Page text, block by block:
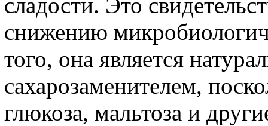
снижению
того, она является
сахарозаменителем,
глюкоза, мальтоза и